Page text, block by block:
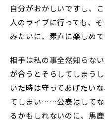
自分がおかしいですし、
人のライブに行っても、
みたいに、素直に楽しめて
相手は私の事全然知らな
が合うとそらしてしまう
いた時は守ってあげたい
てしまい……公表はしてな
るかもしれないのに、馬